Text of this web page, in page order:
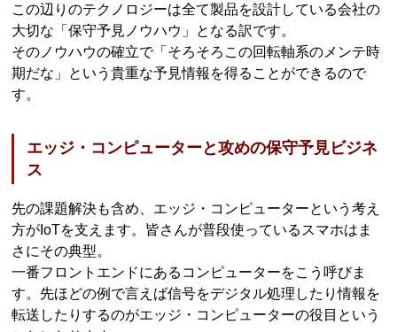
この辺りのテクノロジーは全て製品を設計している会社の
大切な「保守予見ノウハウ」となる訳です。
そのノウハウの確立で「そろそろこの回転軸系のメンテ時
期だな」という貴重な予見情報を得ることができるので
す。
エッジ・コンピューターと攻めの保守予見ビジネ
ス
先の課題解決も含め、エッジ・コンピューターという考え
方がIoTを支えます。皆さんが普段使っているスマホはま
さにその典型。
一番フロントエンドにあるコンピューターをこう呼びま
す。先ほどの例で言えば信号をデジタル処理したり情報を
転送したりするのがエッジ・コンピューターの役目という